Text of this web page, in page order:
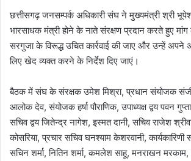
छत्तीसगढ़ जनसम्पर्क अधिकारी संघ ने मुख्यमंत्री श्री
भारसाधक मंत्री होने के नाते संरक्षण प्रदान करते हुए
सरगुजा के विरूद्ध उचित कार्रवाई की जाए और उन्हें अपने
लिए खेद व्यक्त करने के निर्देश दिए जाएं।
बैठक में संघ के संरक्षक उमेश मिश्रा, प्रधान संयोजक संजीव
आलोक देव, संयोजक हर्षा पौराणिक, उपाध्यक्ष द्वय पवन
सचिव द्वय जितेन्द्र नागेश, इस्मत दानी, सचिव राजेश
कोसरिया, प्रचार सचिव घनश्याम केशरवानी, कार्यकारिणी
सचिन शर्मा, नितिन शर्मा, कमलेश साहू, मनराखन